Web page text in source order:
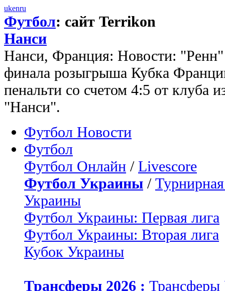
ukenru
Футбол: сайт Terrikon
Нанси
Нанси, Франция: Новости: "Ренн"
финала розыгрыша Кубка
пенальти со счетом 4:5 от клуба
"Нанси".
Футбол Новости
Футбол
Футбол Онлайн / Livescore
Футбол Украины /
Украины
Футбол Украины: Первая лига
Футбол Украины: Вторая лига
Кубок Украины
Трансферы 2026 :